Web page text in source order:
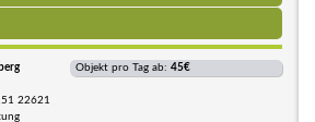
22621
Objekt pro Tag ab: 45€